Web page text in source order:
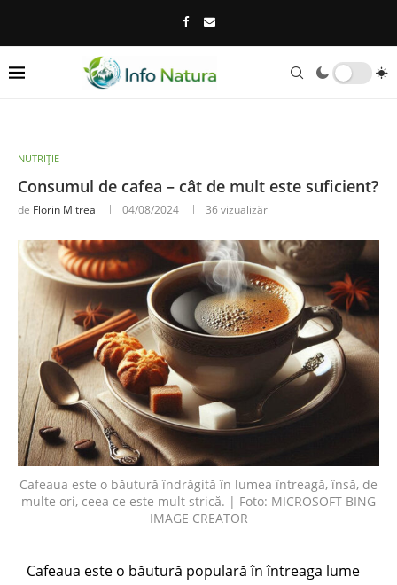
NUTRIȚIE
Consumul de cafea – cât de mult este suficient?
de Florin Mitrea 04/08/2024 36vizualizări
Cafeaua este o băutură îndrăgită în lumea întreagă, însă, de
multe ori, ceea ce este mult strică. | Foto: MICROSOFT BING
IMAGE CREATOR
Cafeaua este o băutură populară în întreaga lume